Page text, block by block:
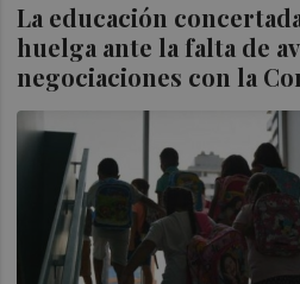
La educación
huelga ante la falta de
negociaciones con la